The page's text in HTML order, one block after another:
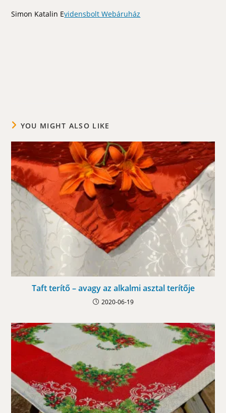
Simon Katalin Evidensbolt Webáruház
YOU MIGHT ALSO LIKE
Taft terítő – avagy az alkalmi asztal terítője
2020-06-19